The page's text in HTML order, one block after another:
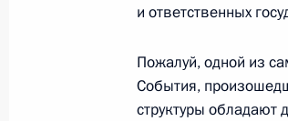
юристов России
22 декабря 2005 года,
и ответственных
Пожалуй, одной из
События,
структуры обладают